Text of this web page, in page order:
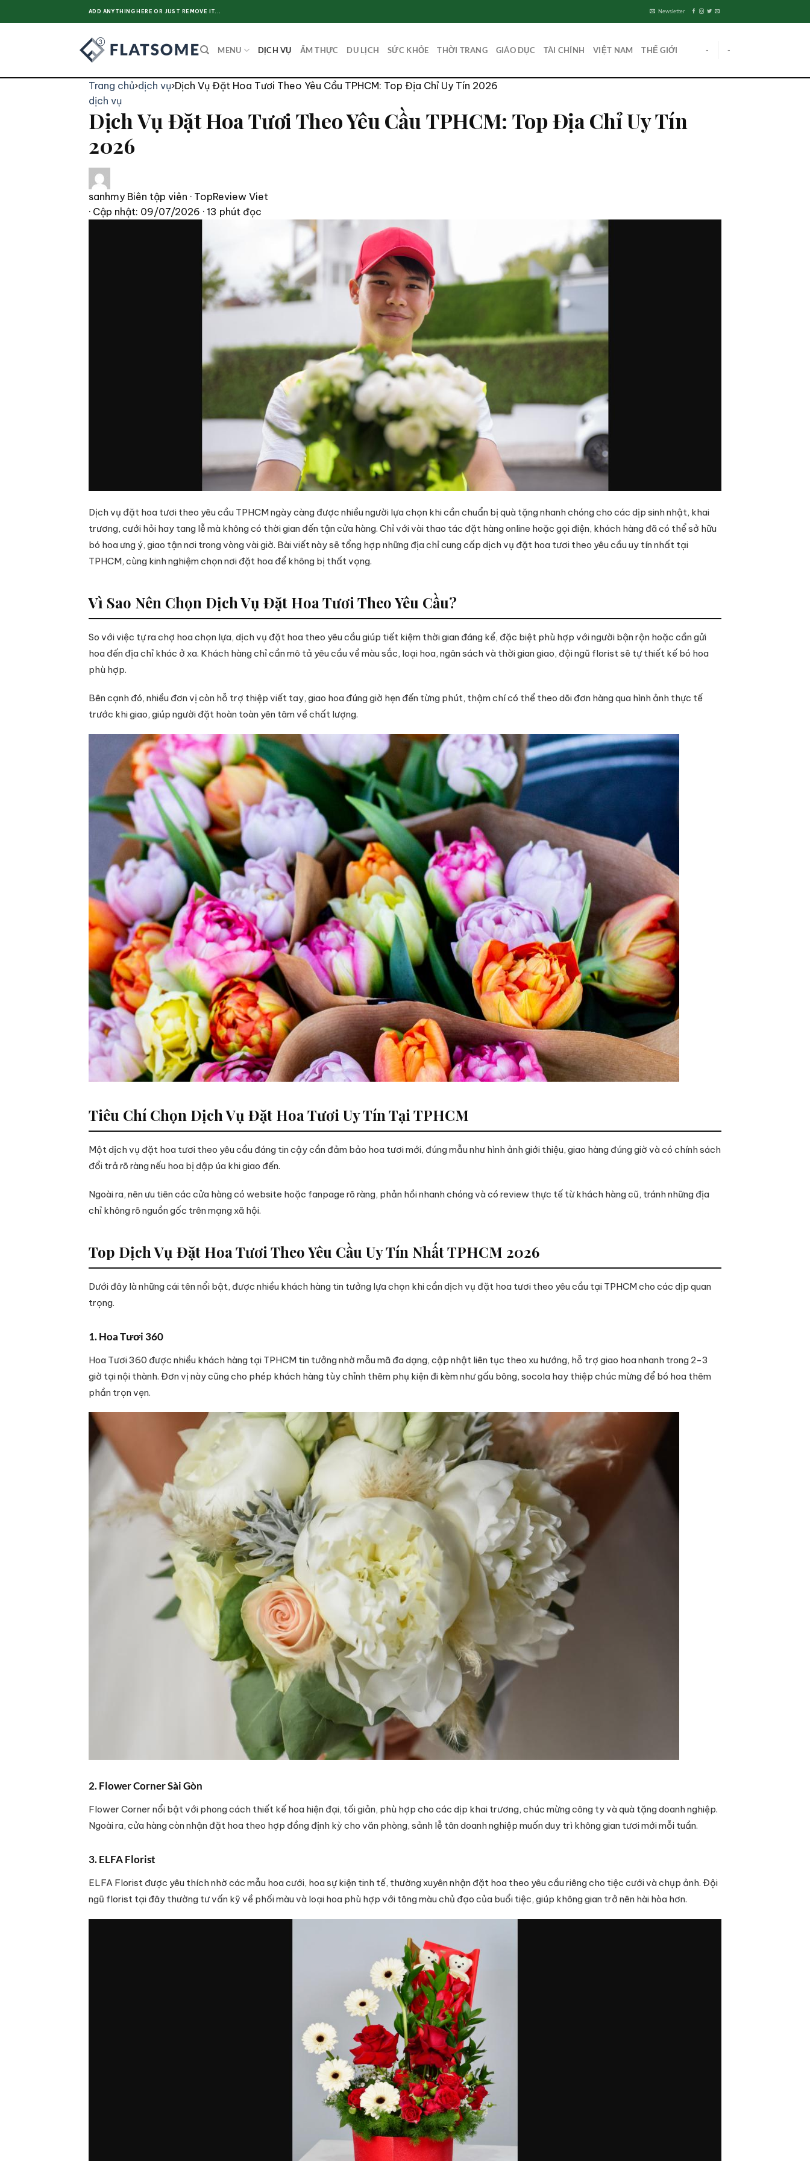
to
ADD ANYTHING HERE OR JUST REMOVE IT... Newsletter
MENU DỊCH VỤ ẨM THỰC DU LỊCH SỨC KHỎE THỜI TRANG GIÁO DỤC TÀI CHÍNH VIỆT NAM THẾ GIỚI - -
Trang chủ›dịch vụ›Dịch Vụ Đặt Hoa Tươi Theo Yêu Cầu TPHCM: Top Địa Chỉ Uy Tín 2026
dịch vụ
Dịch Vụ Đặt Hoa Tươi Theo Yêu Cầu TPHCM: Top Địa Chỉ Uy Tín
2026
sanhmy Biên tập viên · TopReview Viet
· Cập nhật: 09/07/2026 · 13 phút đọc
Dịch vụ đặt hoa tươi theo yêu cầu TPHCM ngày càng được nhiều người lựa chọn khi cần chuẩn bị quà tặng nhanh chóng cho các dịp sinh nhật, khai
trương, cưới hỏi hay tang lễ mà không có thời gian đến tận cửa hàng. Chỉ với vài thao tác đặt hàng online hoặc gọi điện, khách hàng đã có thể sở hữu
bó hoa ưng ý, giao tận nơi trong vòng vài giờ. Bài viết này sẽ tổng hợp những địa chỉ cung cấp dịch vụ đặt hoa tươi theo yêu cầu uy tín nhất tại
TPHCM, cùng kinh nghiệm chọn nơi đặt hoa để không bị thất vọng.
Vì Sao Nên Chọn Dịch Vụ Đặt Hoa Tươi Theo Yêu Cầu?
So với việc tự ra chợ hoa chọn lựa, dịch vụ đặt hoa theo yêu cầu giúp tiết kiệm thời gian đáng kể, đặc biệt phù hợp với người bận rộn hoặc cần gửi
hoa đến địa chỉ khác ở xa. Khách hàng chỉ cần mô tả yêu cầu về màu sắc, loại hoa, ngân sách và thời gian giao, đội ngũ florist sẽ tự thiết kế bó hoa
phù hợp.
Bên cạnh đó, nhiều đơn vị còn hỗ trợ thiệp viết tay, giao hoa đúng giờ hẹn đến từng phút, thậm chí có thể theo dõi đơn hàng qua hình ảnh thực tế
trước khi giao, giúp người đặt hoàn toàn yên tâm về chất lượng.
Tiêu Chí Chọn Dịch Vụ Đặt Hoa Tươi Uy Tín Tại TPHCM
Một dịch vụ đặt hoa tươi theo yêu cầu đáng tin cậy cần đảm bảo hoa tươi mới, đúng mẫu như hình ảnh giới thiệu, giao hàng đúng giờ và có chính sách
đổi trả rõ ràng nếu hoa bị dập úa khi giao đến.
Ngoài ra, nên ưu tiên các cửa hàng có website hoặc fanpage rõ ràng, phản hồi nhanh chóng và có review thực tế từ khách hàng cũ, tránh những địa
chỉ không rõ nguồn gốc trên mạng xã hội.
Top Dịch Vụ Đặt Hoa Tươi Theo Yêu Cầu Uy Tín Nhất TPHCM 2026
Dưới đây là những cái tên nổi bật, được nhiều khách hàng tin tưởng lựa chọn khi cần dịch vụ đặt hoa tươi theo yêu cầu tại TPHCM cho các dịp quan
trọng.
1. Hoa Tươi 360
Hoa Tươi 360 được nhiều khách hàng tại TPHCM tin tưởng nhờ mẫu mã đa dạng, cập nhật liên tục theo xu hướng, hỗ trợ giao hoa nhanh trong 2-3
giờ tại nội thành. Đơn vị này cũng cho phép khách hàng tùy chỉnh thêm phụ kiện đi kèm như gấu bông, socola hay thiệp chúc mừng để bó hoa thêm
phần trọn vẹn.
2. Flower Corner Sài Gòn
Flower Corner nổi bật với phong cách thiết kế hoa hiện đại, tối giản, phù hợp cho các dịp khai trương, chúc mừng công ty và quà tặng doanh nghiệp.
Ngoài ra, cửa hàng còn nhận đặt hoa theo hợp đồng định kỳ cho văn phòng, sảnh lễ tân doanh nghiệp muốn duy trì không gian tươi mới mỗi tuần.
3. ELFA Florist
ELFA Florist được yêu thích nhờ các mẫu hoa cưới, hoa sự kiện tinh tế, thường xuyên nhận đặt hoa theo yêu cầu riêng cho tiệc cưới và chụp ảnh. Đội
ngũ florist tại đây thường tư vấn kỹ về phối màu và loại hoa phù hợp với tông màu chủ đạo của buổi tiệc, giúp không gian trở nên hài hòa hơn.